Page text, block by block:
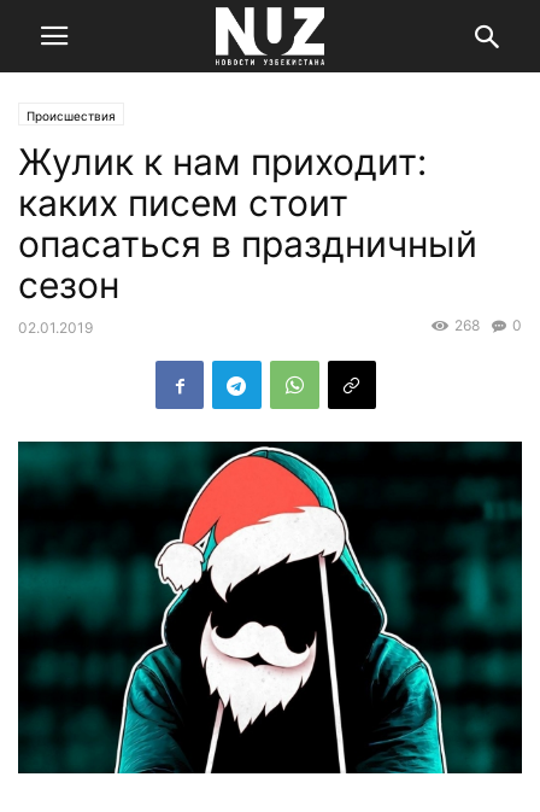
Происшествия
Жулик к нам приходит:
каких писем стоит
опасаться в праздничный
сезон
02.01.2019 0
268